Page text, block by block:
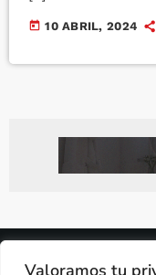
Valoramos tu
today 10 ABRIL, 2024
2024 © PROPIEDAD